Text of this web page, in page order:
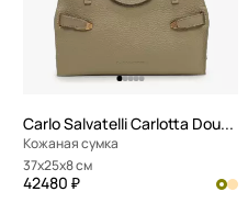
Carlo Salvatelli Carlotta Double
Кожаная сумка
37x25x8 см
42480 ₽